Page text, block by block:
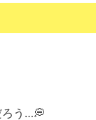
ろう…💭